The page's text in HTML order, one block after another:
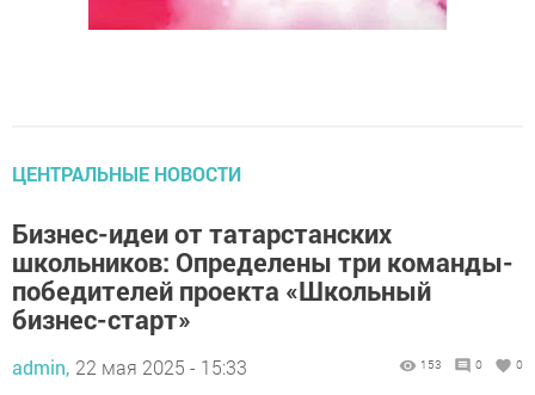
ЦЕНТРАЛЬНЫЕ НОВОСТИ
Бизнес-идеи от татарстанских
школьников: Определены три команды-
победителей проекта «Школьный
бизнес-старт»
admin, 22 мая 2025 - 15:33 153 0 0